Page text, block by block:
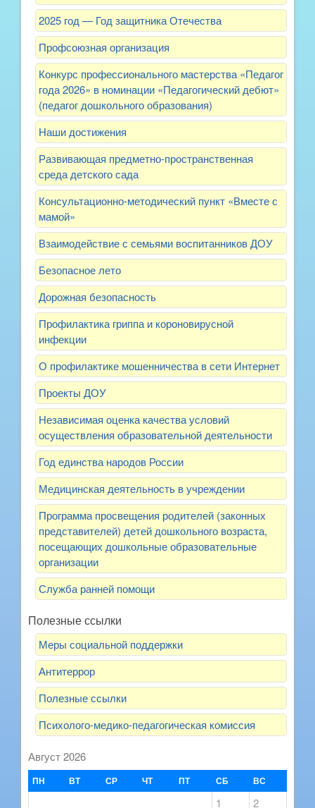
2025 год — Год защитника Отечества
Профсоюзная организация
Конкурс профессионального мастерства «Педагог
года 2026» в номинации «Педагогический дебют»
(педагог дошкольного образования)
Наши достижения
Развивающая предметно-пространственная
среда детского сада
Консультационно-методический пункт «Вместе с
мамой»
Взаимодействие с семьями воспитанников ДОУ
Безопасное лето
Дорожная безопасность
Профилактика гриппа и короновирусной
инфекции
О профилактике мошенничества в сети Интернет
Проекты ДОУ
Независимая оценка качества условий
осуществления образовательной деятельности
Год единства народов России
Медицинская деятельность в учреждении
Программа просвещения родителей (законных
представителей) детей дошкольного возраста,
посещающих дошкольные образовательные
организации
Служба ранней помощи
Полезные ссылки
Меры социальной поддержки
Антитеррор
Полезные ссылки
Психолого-медико-педагогическая комиссия
Август 2026
ПН ВТ СР ЧТ ПТ СБ ВС
1
2